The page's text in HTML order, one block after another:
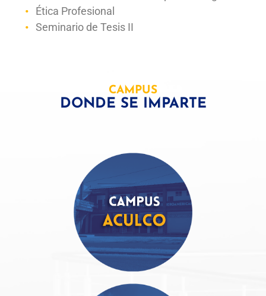
Ética Profesional
Seminario de Tesis II
CAMPUS
DONDE SE IMPARTE